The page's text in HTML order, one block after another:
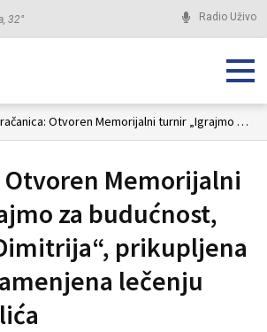
32° Radio Uživo
Gračanica: Otvoren Memorijalni turnir „Igrajmo za budućnost, pamtimo Dimitrija“, prikupljena sredstva namenjena lečenju Luke Sekulića
Otvoren Memorijalni
za budućnost,
prikupljena
lečenju